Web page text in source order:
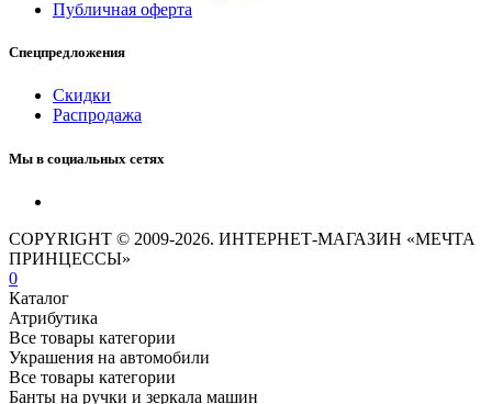
Публичная оферта
Спецпредложения
Скидки
Распродажа
Мы в социальных сетях
COPYRIGHT © 2009-2026. ИНТЕРНЕТ-МАГАЗИН «МЕЧТА
ПРИНЦЕССЫ»
0
Каталог
Атрибутика
Все товары категории
Украшения на автомобили
Все товары категории
Банты на ручки и зеркала машин